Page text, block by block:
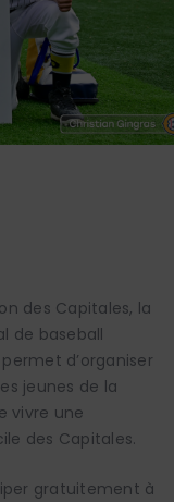
des Capitales, la
de baseball
d’organiser
jeunes de la
vivre une
des Capitales.
gratuitement à